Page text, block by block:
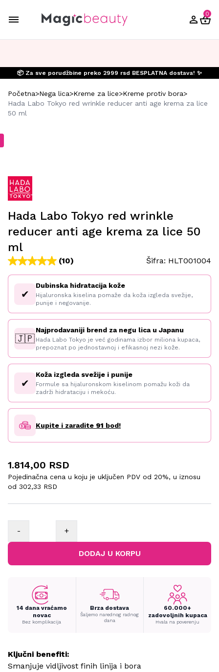
0
📦 Za sve porudžbine preko 2999 rsd BESPLATNA dostava! ✨
Početna>Nega lica>Kreme za lice>Kreme protiv bora>
Hada Labo Tokyo red wrinkle reducer anti age krema za lice
50 ml
Hada Labo Tokyo red wrinkle
reducer anti age krema za lice 50
ml
(10) Šifra: HLT001004
✔
Dubinska hidratacija kože
Hijaluronska kiselina pomaže da koža izgleda svežije,
punije i negovanije.
🇯🇵
Najprodavaniji brend za negu lica u Japanu
Hada Labo Tokyo je već godinama izbor miliona kupaca,
prepoznat po jednostavnoj i efikasnoj nezi kože.
✔
Koža izgleda svežije i punije
Formule sa hijaluronskom kiselinom pomažu koži da
zadrži hidrataciju i mekoću.
Kupite i zaradite 91 bod!
1.814,00 RSD
Pojedinačna cena u koju je uključen PDV od 20%, u iznosu
od 302,33 RSD
- +
DODAJ U KORPU
14 dana vraćamo
novac
Bez komplikacija
Brza dostava
Šaljemo narednog radnog
dana
60.000+
zadovoljnih kupaca
Hvala na poverenju
Ključni benefiti:
Smanjuje vidljivost finih linija i bora